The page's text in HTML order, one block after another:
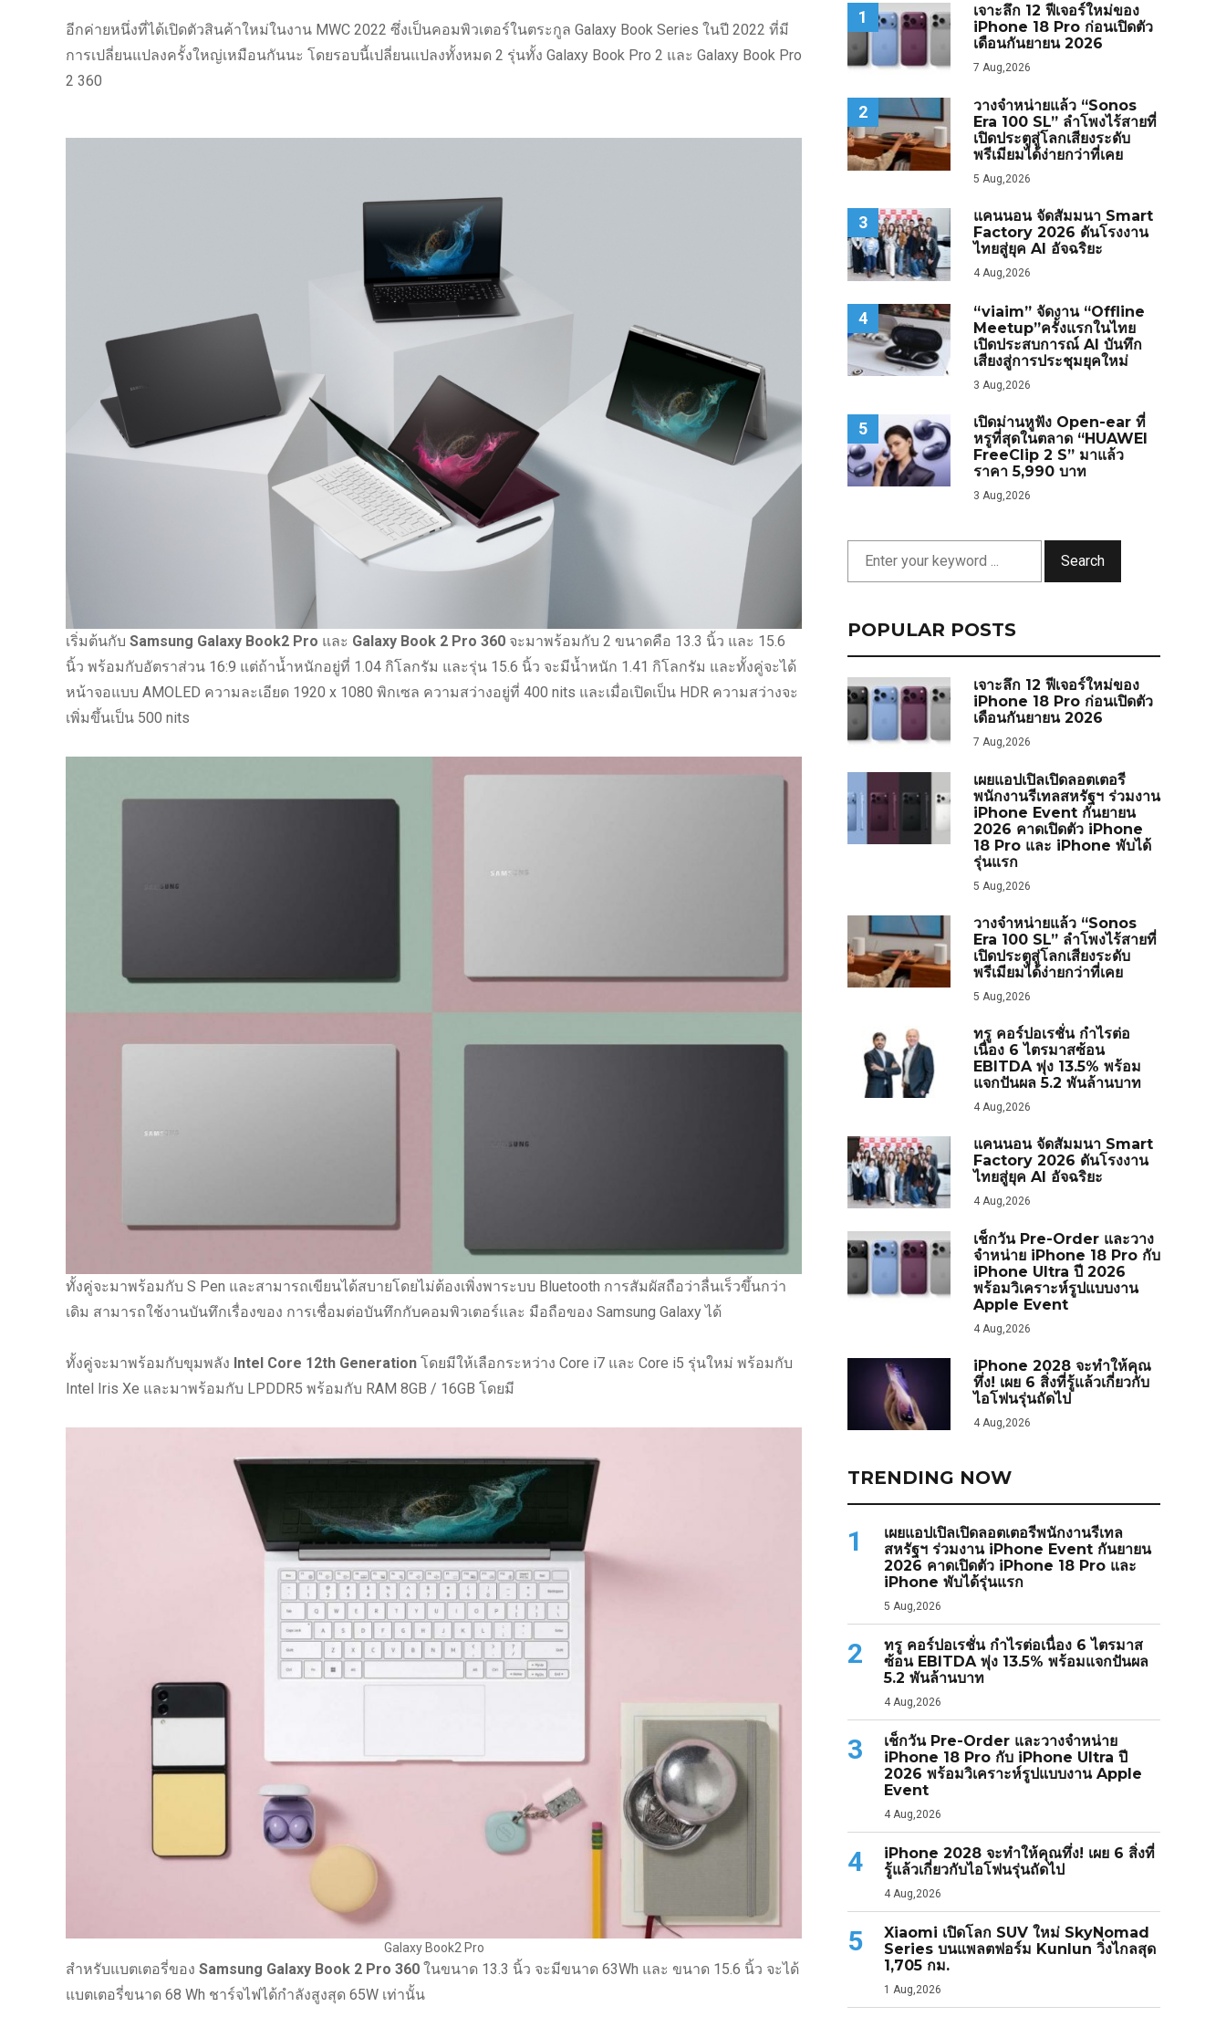
อีกค่ายหนึ่งที่ได้เปิดตัวสินค้าใหม่ในงาน MWC 2022 ซึ่งเป็นคอมพิวเตอร์ในตระกูล Galaxy Book Series ในปี 2022 ที่มี
การเปลี่ยนแปลงครั้งใหญ่เหมือนกันนะ โดยรอบนี้เปลี่ยนแปลงทั้งหมด 2 รุ่นทั้ง Galaxy Book Pro 2 และ Galaxy Book Pro
2 360
เริ่มต้นกับ Samsung Galaxy Book2 Pro และ Galaxy Book 2 Pro 360 จะมาพร้อมกับ 2 ขนาดคือ 13.3 นิ้ว และ 15.6
นิ้ว พร้อมกับอัตราส่วน 16:9 แต่ถ้าน้ำหนักอยู่ที่ 1.04 กิโลกรัม และรุ่น 15.6 นิ้ว จะมีน้ำหนัก 1.41 กิโลกรัม และทั้งคู่จะได้
หน้าจอแบบ AMOLED ความละเอียด 1920 x 1080 พิกเซล ความสว่างอยู่ที่ 400 nits และเมื่อเปิดเป็น HDR ความสว่างจะ
เพิ่มขึ้นเป็น 500 nits
ทั้งคู่จะมาพร้อมกับ S Pen และสามารถเขียนได้สบายโดยไม่ต้องเพิ่งพาระบบ Bluetooth การสัมผัสถือว่าลื่นเร็วขึ้นกว่า
เดิม สามารถใช้งานบันทึกเรื่องของ การเชื่อมต่อบันทึกกับคอมพิวเตอร์และ มือถือของ Samsung Galaxy ได้
ทั้งคู่จะมาพร้อมกับขุมพลัง Intel Core 12th Generation โดยมีให้เลือกระหว่าง Core i7 และ Core i5 รุ่นใหม่ พร้อมกับ
Intel Iris Xe และมาพร้อมกับ LPDDR5 พร้อมกับ RAM 8GB / 16GB โดยมี
Galaxy Book2 Pro
สำหรับแบตเตอรี่ของ Samsung Galaxy Book 2 Pro 360 ในขนาด 13.3 นิ้ว จะมีขนาด 63Wh และ ขนาด 15.6 นิ้ว จะได้
แบตเตอรี่ขนาด 68 Wh ชาร์จไฟได้กำลังสูงสุด 65W เท่านั้น
1
เจาะลึก 12 ฟีเจอร์ใหม่ของ
iPhone 18 Pro ก่อนเปิดตัว
เดือนกันยายน 2026
7 Aug,2026
2
วางจำหน่ายแล้ว “Sonos
Era 100 SL” ลำโพงไร้สายที่
เปิดประตูสู่โลกเสียงระดับ
พรีเมียมได้ง่ายกว่าที่เคย
5 Aug,2026
3
แคนนอน จัดสัมมนา Smart
Factory 2026 ดันโรงงาน
ไทยสู่ยุค AI อัจฉริยะ
4 Aug,2026
4
“viaim” จัดงาน “Offline
Meetup”ครั้งแรกในไทย
เปิดประสบการณ์ AI บันทึก
เสียงสู่การประชุมยุคใหม่
3 Aug,2026
5
เปิดม่านหูฟัง Open-ear ที่
หรูที่สุดในตลาด “HUAWEI
FreeClip 2 S” มาแล้ว
ราคา 5,990 บาท
3 Aug,2026
Search
POPULAR POSTS
เจาะลึก 12 ฟีเจอร์ใหม่ของ
iPhone 18 Pro ก่อนเปิดตัว
เดือนกันยายน 2026
7 Aug,2026
เผยแอปเปิลเปิดลอตเตอรี
พนักงานรีเทลสหรัฐฯ ร่วมงาน
iPhone Event กันยายน
2026 คาดเปิดตัว iPhone
18 Pro และ iPhone พับได้
รุ่นแรก
5 Aug,2026
วางจำหน่ายแล้ว “Sonos
Era 100 SL” ลำโพงไร้สายที่
เปิดประตูสู่โลกเสียงระดับ
พรีเมียมได้ง่ายกว่าที่เคย
5 Aug,2026
ทรู คอร์ปอเรชั่น กำไรต่อ
เนื่อง 6 ไตรมาสซ้อน
EBITDA พุ่ง 13.5% พร้อม
แจกปันผล 5.2 พันล้านบาท
4 Aug,2026
แคนนอน จัดสัมมนา Smart
Factory 2026 ดันโรงงาน
ไทยสู่ยุค AI อัจฉริยะ
4 Aug,2026
เช็กวัน Pre-Order และวาง
จำหน่าย iPhone 18 Pro กับ
iPhone Ultra ปี 2026
พร้อมวิเคราะห์รูปแบบงาน
Apple Event
4 Aug,2026
iPhone 2028 จะทำให้คุณ
ทึ่ง! เผย 6 สิ่งที่รู้แล้วเกี่ยวกับ
ไอโฟนรุ่นถัดไป
4 Aug,2026
TRENDING NOW
1
เผยแอปเปิลเปิดลอตเตอรีพนักงานรีเทล
สหรัฐฯ ร่วมงาน iPhone Event กันยายน
2026 คาดเปิดตัว iPhone 18 Pro และ
iPhone พับได้รุ่นแรก
5 Aug,2026
2
ทรู คอร์ปอเรชั่น กำไรต่อเนื่อง 6 ไตรมาส
ซ้อน EBITDA พุ่ง 13.5% พร้อมแจกปันผล
5.2 พันล้านบาท
4 Aug,2026
3
เช็กวัน Pre-Order และวางจำหน่าย
iPhone 18 Pro กับ iPhone Ultra ปี
2026 พร้อมวิเคราะห์รูปแบบงาน Apple
Event
4 Aug,2026
4
iPhone 2028 จะทำให้คุณทึ่ง! เผย 6 สิ่งที่
รู้แล้วเกี่ยวกับไอโฟนรุ่นถัดไป
4 Aug,2026
5
Xiaomi เปิดโลก SUV ใหม่ SkyNomad
Series บนแพลตฟอร์ม Kunlun วิ่งไกลสุด
1,705 กม.
1 Aug,2026